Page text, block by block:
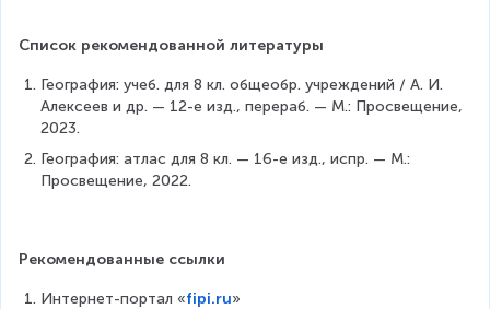
Список рекомендованной литературы
География: учеб. для 8 кл. общеобр. учреждений / А. И.
Алексеев и др. — 12-е изд., перераб. — М.: Просвещение,
2023.
География: атлас для 8 кл. — 16-е изд., испр. — М.:
Просвещение, 2022.
Рекомендованные ссылки
Интернет-портал «fipi.ru»